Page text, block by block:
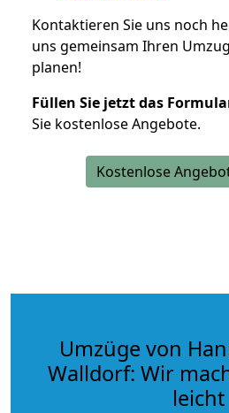
Kontaktieren Sie uns noch
uns gemeinsam Ihren
planen!
Füllen Sie jetzt das
Sie kostenlose Angebote.
Kostenlose
Umzüge von
Walldorf: Wir
leicht